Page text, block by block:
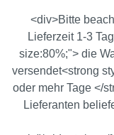
Zum Hauptinhalt
<div>Bitte
Lieferzeit 1-3
size:80%;"> die
versendet<strong
oder mehr Tage </
Lieferanten